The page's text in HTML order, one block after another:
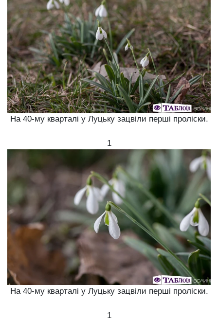
На 40-му кварталі у Луцьку зацвіли перші проліски.
1
На 40-му кварталі у Луцьку зацвіли перші проліски.
1